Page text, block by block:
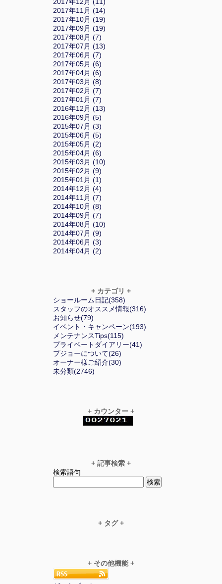
2017年11月 (14)
2017年10月 (19)
2017年09月 (19)
2017年08月 (7)
2017年07月 (13)
2017年06月 (7)
2017年05月 (6)
2017年04月 (6)
2017年03月 (8)
2017年02月 (7)
2017年01月 (7)
2016年12月 (13)
2016年09月 (5)
2015年07月 (3)
2015年06月 (5)
2015年05月 (2)
2015年04月 (6)
2015年03月 (10)
2015年02月 (9)
2015年01月 (1)
2014年12月 (4)
2014年11月 (7)
2014年10月 (8)
2014年09月 (7)
2014年08月 (10)
2014年07月 (9)
2014年06月 (3)
2014年04月 (2)
+ カテゴリ +
ショールーム日記(358)
スタッフのオススメ情報(316)
お知らせ(79)
イベント・キャンペーン(193)
メンテナンスTips(115)
プライベートダイアリー(41)
プジョーについて(26)
オーナー様ご紹介(30)
未分類(2746)
+ カウンター +
+ 記事検索 +
検索語句
+ タグ +
+ その他機能 +